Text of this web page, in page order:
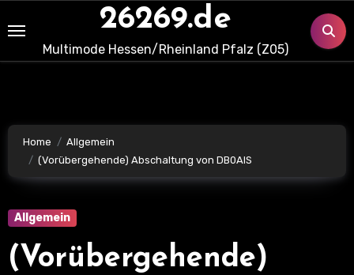
to
content
26269.de
Multimode Hessen/Rheinland Pfalz (Z05)
Home
Allgemein
(Vorübergehende) Abschaltung von DB0AIS
Allgemein
(Vorübergehende)